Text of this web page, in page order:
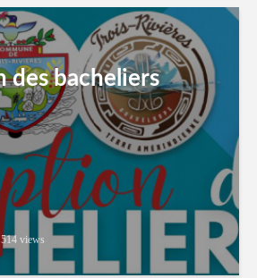
des bacheliers
514 views